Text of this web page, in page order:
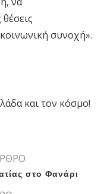
συνοχή».
και τον κόσμο!
στο Φανάρι